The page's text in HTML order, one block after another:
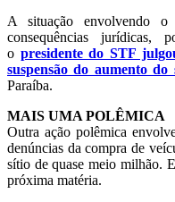
A situação envolvendo o
consequências
o presidente do STF
suspensão do aumento
Paraíba.
MAIS UMA POLÊMICA
Outra ação polêmica
denúncias da compra de
sítio de quase meio milhão.
próxima matéria.